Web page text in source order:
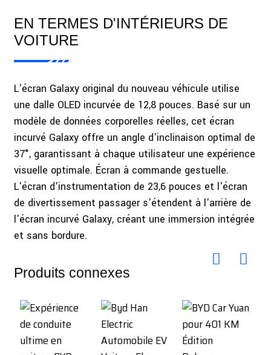
EN TERMES D'INTÉRIEURS DE
VOITURE
L'écran Galaxy original du nouveau véhicule utilise
une dalle OLED incurvée de 12,8 pouces. Basé sur un
modèle de données corporelles réelles, cet écran
incurvé Galaxy offre un angle d'inclinaison optimal de
37°, garantissant à chaque utilisateur une expérience
visuelle optimale. Écran à commande gestuelle.
L'écran d'instrumentation de 23,6 pouces et l'écran
de divertissement passager s'étendent à l'arrière de
l'écran incurvé Galaxy, créant une immersion intégrée
et sans bordure.
Produits connexes